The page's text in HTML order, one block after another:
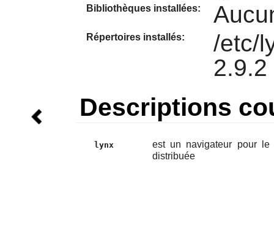
Bibliothèques installées:
Répertoires installés:
/etc/
2.9.2
Descriptions
lynx
est un navigateur pour le
distribuée